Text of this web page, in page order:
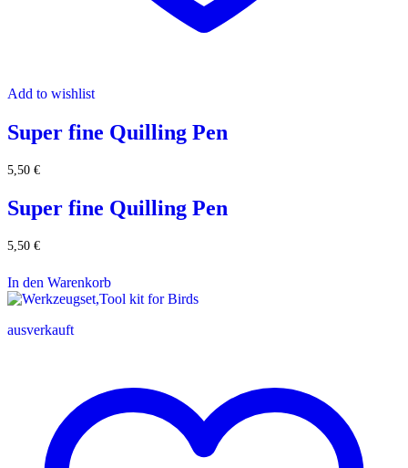
Add to wishlist
Super fine Quilling Pen
5,50 €
Super fine Quilling Pen
5,50 €
In den Warenkorb
ausverkauft